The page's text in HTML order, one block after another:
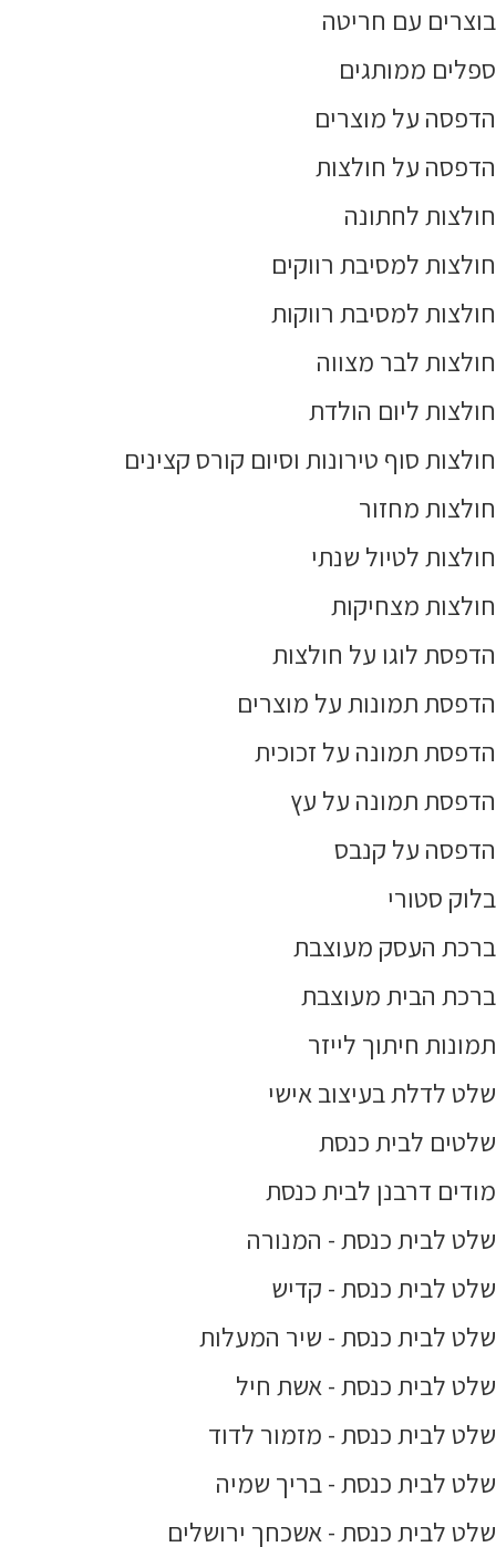
בוצרים עם חריטה
ספלים ממותגים
הדפסה על מוצרים
הדפסה על חולצות
חולצות לחתונה
חולצות למסיבת רווקים
חולצות למסיבת רווקות
חולצות לבר מצווה
חולצות ליום הולדת
חולצות סוף טירונות וסיום קורס קצינים
חולצות מחזור
חולצות לטיול שנתי
חולצות מצחיקות
הדפסת לוגו על חולצות
הדפסת תמונות על מוצרים
הדפסת תמונה על זכוכית
הדפסת תמונה על עץ
הדפסה על קנבס
בלוק סטורי
ברכת העסק מעוצבת
ברכת הבית מעוצבת
תמונות חיתוך לייזר
שלט לדלת בעיצוב אישי
שלטים לבית כנסת
מודים דרבנן לבית כנסת
שלט לבית כנסת - המנורה
שלט לבית כנסת - קדיש
שלט לבית כנסת - שיר המעלות
שלט לבית כנסת - אשת חיל
שלט לבית כנסת - מזמור לדוד
שלט לבית כנסת - בריך שמיה
שלט לבית כנסת - אשכחך ירושלים